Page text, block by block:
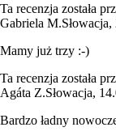
Ta recenzja została
Gabriela M.Słowacja,
Mamy już trzy :-)
Ta recenzja została
Agáta Z.Słowacja,
Bardzo ładny